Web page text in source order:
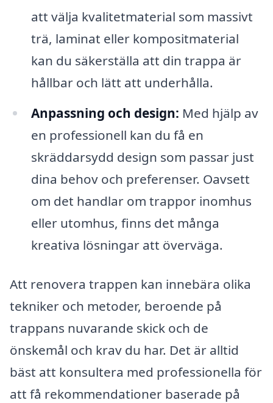
att välja kvalitetmaterial som massivt
trä, laminat eller kompositmaterial
kan du säkerställa att din trappa är
hållbar och lätt att underhålla.
Anpassning och design: Med hjälp av
en professionell kan du få en
skräddarsydd design som passar just
dina behov och preferenser. Oavsett
om det handlar om trappor inomhus
eller utomhus, finns det många
kreativa lösningar att överväga.
Att renovera trappen kan innebära olika
tekniker och metoder, beroende på
trappans nuvarande skick och de
önskemål och krav du har. Det är alltid
bäst att konsultera med professionella för
att få rekommendationer baserade på